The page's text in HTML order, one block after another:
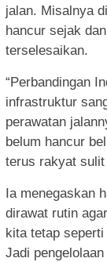
jalan. Misalnya
hancur sejak
terselesaikan.
“Perbandingan
infrastruktur
perawatan
belum hancur
terus rakyat sulit
Ia menegaskan
dirawat rutin
kita tetap
Jadi